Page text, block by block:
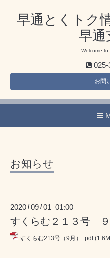
早通とくトク
早通
Welcome
お問
お知らせ
2020 /09 /01 01:00
すくらむ２１３号
すくらむ213号（9月） .pdf